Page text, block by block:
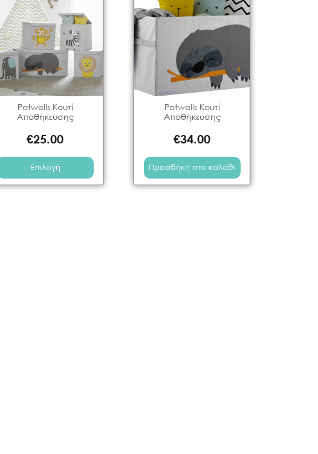
Potwells Κουτί
Αποθήκευσης
€25.00
Επιλογή
Potwells Κουτί
Αποθήκευσης
€34.00
Προσθήκη στο καλάθι